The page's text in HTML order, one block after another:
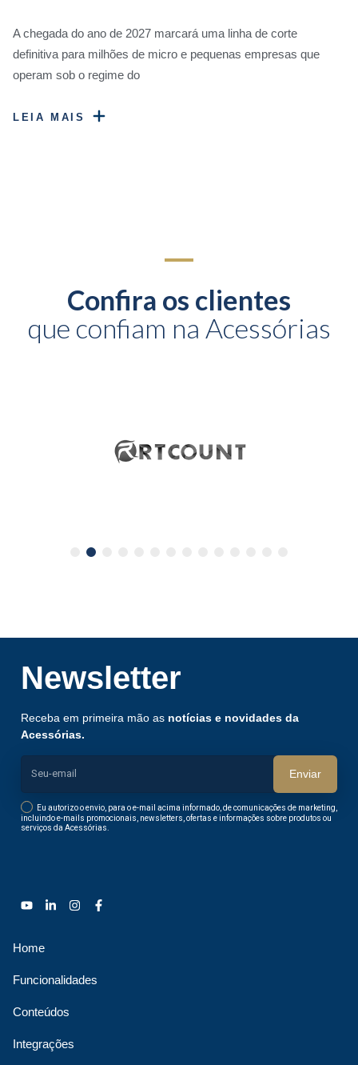
A chegada do ano de 2027 marcará uma linha de corte
definitiva para milhões de micro e pequenas empresas que
operam sob o regime do
LEIA MAIS
Confira os clientes
que confiam na Acessórias
Newsletter
Receba em primeira mão as notícias e novidades da
Acessórias.
Eu autorizo o envio, para o e-mail acima informado, de comunicações de marketing,
incluindo e-mails promocionais, newsletters, ofertas e informações sobre produtos ou
serviços da Acessórias.
Enviar
Home
Funcionalidades
Conteúdos
Integrações